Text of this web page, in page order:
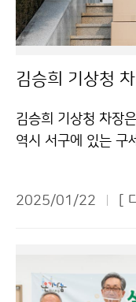
김승희 기상청 차장
역시 서구에 있는 구
2025/01/22
[